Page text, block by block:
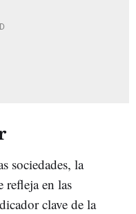
sociedades, la
refleja en las
clave de la